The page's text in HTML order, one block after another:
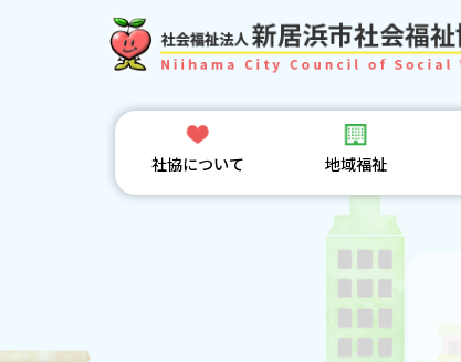
社協について 地域福祉